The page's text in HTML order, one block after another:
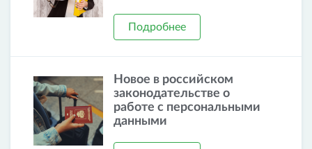
Подробнее
Новое в российском
законодательстве о
работе с персональными
данными